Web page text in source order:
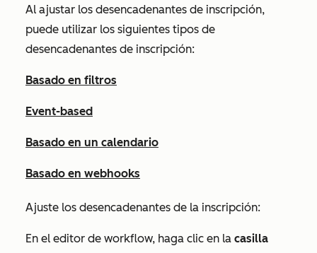
Al ajustar los desencadenantes de inscripción,
puede utilizar los siguientes tipos de
desencadenantes de inscripción:
Basado en filtros
Event-based
Basado en un calendario
Basado en webhooks
Ajuste los desencadenantes de la inscripción:
En el editor de workflow, haga clic en la casilla